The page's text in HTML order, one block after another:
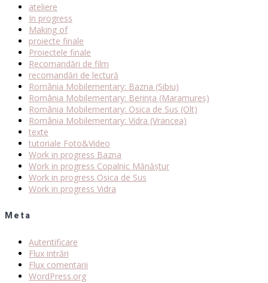
ateliere
In progress
Making of
proiecte finale
Proiectele finale
Recomandări de film
recomandări de lectură
România Mobilementary: Bazna (Sibiu)
România Mobilementary: Berința (Maramureș)
România Mobilementary: Osica de Sus (Olt)
România Mobilementary: Vidra (Vrancea)
texte
tutoriale Foto&Video
Work in progress Bazna
Work in progress Copalnic Mănăștur
Work in progress Osica de Sus
Work in progress Vidra
Meta
Autentificare
Flux intrări
Flux comentarii
WordPress.org